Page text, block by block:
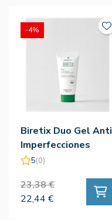
Biretix Duo Gel Anti
Imperfecciones
30ML - Cantabria
5(0)
23,38 €
22,44 €
-4%